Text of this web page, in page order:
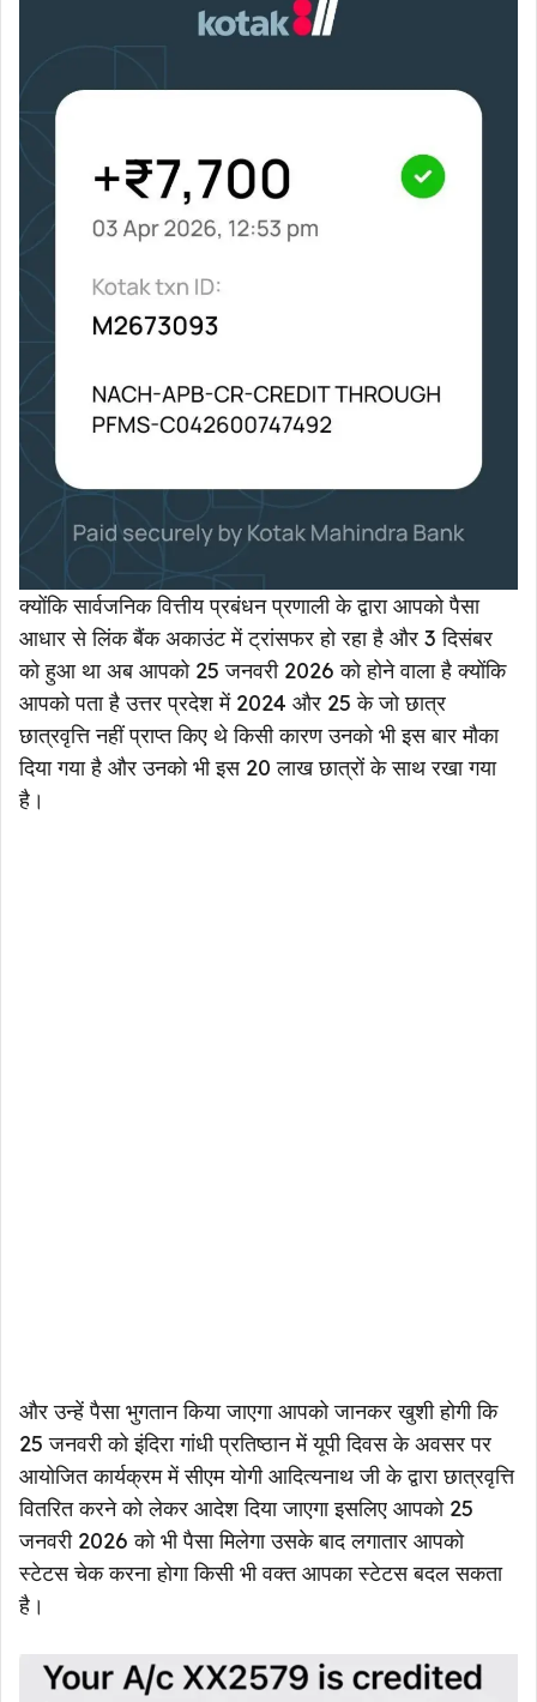
क्योंकि सार्वजनिक वित्तीय प्रबंधन प्रणाली के द्वारा आपको पैसा
आधार से लिंक बैंक अकाउंट में ट्रांसफर हो रहा है और 3 दिसंबर
को हुआ था अब आपको 25 जनवरी 2026 को होने वाला है क्योंकि
आपको पता है उत्तर प्रदेश में 2024 और 25 के जो छात्र
छात्रवृत्ति नहीं प्राप्त किए थे किसी कारण उनको भी इस बार मौका
दिया गया है और उनको भी इस 20 लाख छात्रों के साथ रखा गया
है।
और उन्हें पैसा भुगतान किया जाएगा आपको जानकर खुशी होगी कि
25 जनवरी को इंदिरा गांधी प्रतिष्ठान में यूपी दिवस के अवसर पर
आयोजित कार्यक्रम में सीएम योगी आदित्यनाथ जी के द्वारा छात्रवृत्ति
वितरित करने को लेकर आदेश दिया जाएगा इसलिए आपको 25
जनवरी 2026 को भी पैसा मिलेगा उसके बाद लगातार आपको
स्टेटस चेक करना होगा किसी भी वक्त आपका स्टेटस बदल सकता
है।